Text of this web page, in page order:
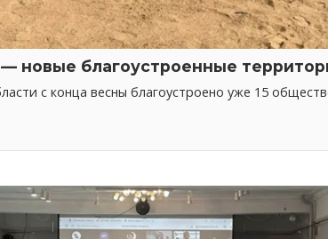
новые благоустроенные
с конца весны благоустроено уже 15